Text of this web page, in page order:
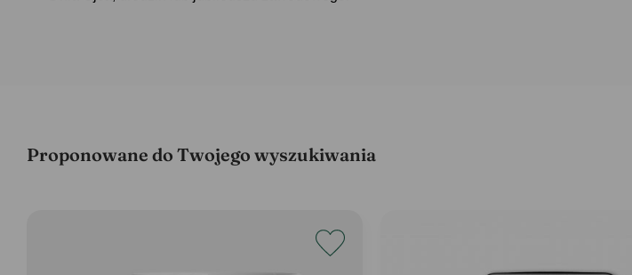
Proponowane do Twojego wyszukiwania